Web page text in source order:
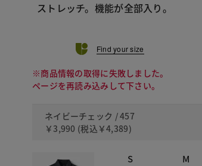
ストレッチ。機能が全部入り。
Find your size
※商品情報の取得に失敗しました。
ページを再読み込みして下さい。
ネイビーチェック / 457
￥3,990 (税込 ￥4,389)
S M